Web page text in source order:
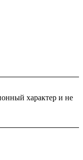
характер и не